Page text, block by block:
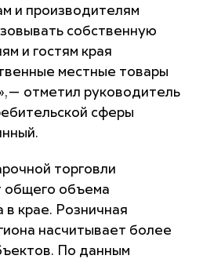
и производителям
собственную
и гостям края
местные товары
отметил руководитель
сферы
торговли
общего объема
в крае. Розничная
насчитывает более
По данным